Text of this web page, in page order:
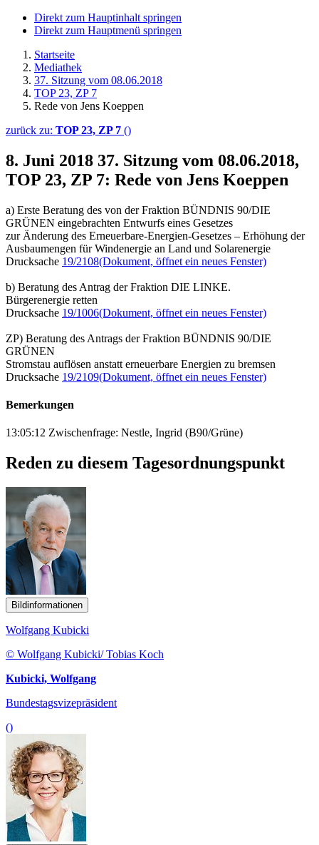
Direkt zum Hauptinhalt springen
Direkt zum Hauptmenü springen
Startseite
Mediathek
37. Sitzung vom 08.06.2018
TOP 23, ZP 7
Rede von Jens Koeppen
zurück zu: TOP 23, ZP 7 ()
8. Juni 2018 37. Sitzung vom 08.06.2018,
TOP 23, ZP 7: Rede von Jens Koeppen
a) Erste Beratung des von der Fraktion BÜNDNIS 90/DIE
GRÜNEN eingebrachten Entwurfs eines Gesetzes
zur Änderung des Erneuerbare-Energien-Gesetzes – Erhöhung der
Ausbaumengen für Windenergie an Land und Solarenergie
Drucksache 19/2108(Dokument, öffnet ein neues Fenster)
b) Beratung des Antrag der Fraktion DIE LINKE.
Bürgerenergie retten
Drucksache 19/1006(Dokument, öffnet ein neues Fenster)
ZP) Beratung des Antrags der Fraktion BÜNDNIS 90/DIE
GRÜNEN
Stromstau auflösen anstatt erneuerbare Energien zu bremsen
Drucksache 19/2109(Dokument, öffnet ein neues Fenster)
Bemerkungen
13:05:12 Zwischenfrage: Nestle, Ingrid (B90/Grüne)
Reden zu diesem Tagesordnungspunkt
Bildinformationen
Wolfgang Kubicki
© Wolfgang Kubicki/ Tobias Koch
Kubicki, Wolfgang
Bundestagsvizepräsident
()